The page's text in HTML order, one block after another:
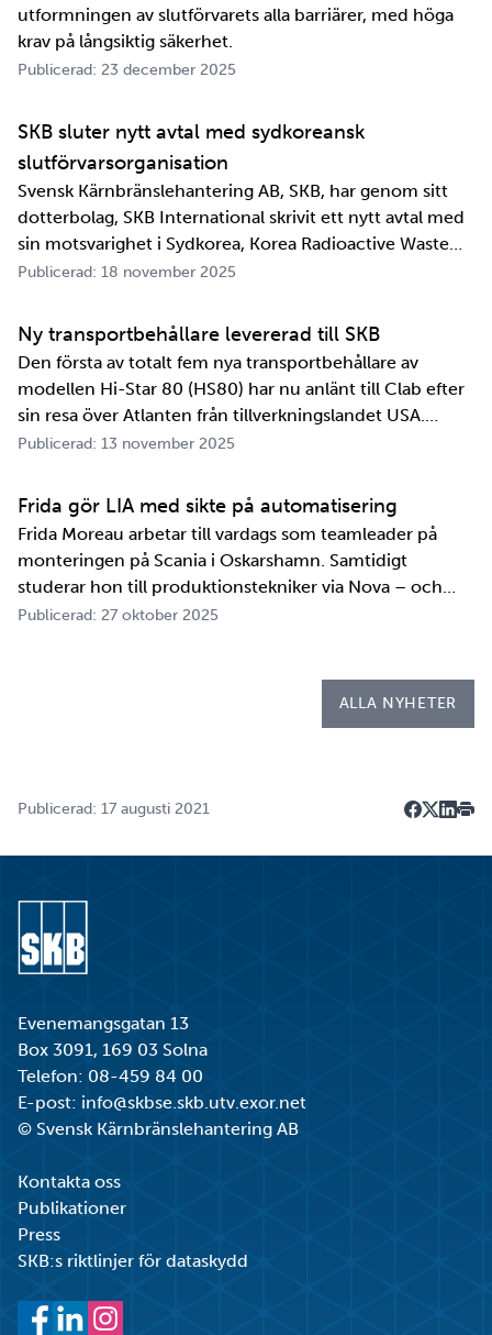
utformningen av slutförvarets alla barriärer, med höga
krav på långsiktig säkerhet.
Publicerad: 23 december 2025
SKB sluter nytt avtal med sydkoreansk
slutförvarsorganisation
Svensk Kärnbränslehantering AB, SKB, har genom sitt
dotterbolag, SKB International skrivit ett nytt avtal med
sin motsvarighet i Sydkorea, Korea Radioactive Waste
Agency, KORAD. Avtalet, som är ett så kallat
samarbetet mellan de två organisationerna. …
Publicerad: 18 november 2025
Ny transportbehållare levererad till SKB
Den första av totalt fem nya transportbehållare av
modellen Hi-Star 80 (HS80) har nu anlänt till Clab efter
sin resa över Atlanten från tillverkningslandet USA.
Innan transportbehållaren kan bli en del av SKB:s
tester och utbildningar. Redan 2008 i…
Publicerad: 13 november 2025
Frida gör LIA med sikte på automatisering
Frida Moreau arbetar till vardags som teamleader på
monteringen på Scania i Oskarshamn. Samtidigt
studerar hon till produktionstekniker via Nova – och
under tio veckor i höst gör hon både sin praktik, även
Publicerad: 27 oktober 2025
ALLA NYHETER
Publicerad: 17 augusti 2021
Evenemangsgatan 13
Box 3091, 169 03 Solna
Telefon: 08-459 84 00
E-post: info@skbse.skb.utv.exor.net
© Svensk Kärnbränslehantering AB
Kontakta oss
Publikationer
Press
SKB:s riktlinjer för dataskydd